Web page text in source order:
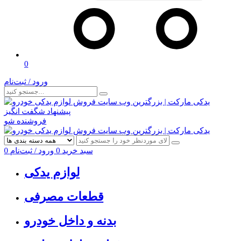
0
ورود / ثبت‌نام
پیشنهاد شگفت انگیز
فروشنده شو
0 سبد خرید 0 ورود / ثبت‌نام
لوازم یدکی
قطعات مصرفی
بدنه و داخل خودرو